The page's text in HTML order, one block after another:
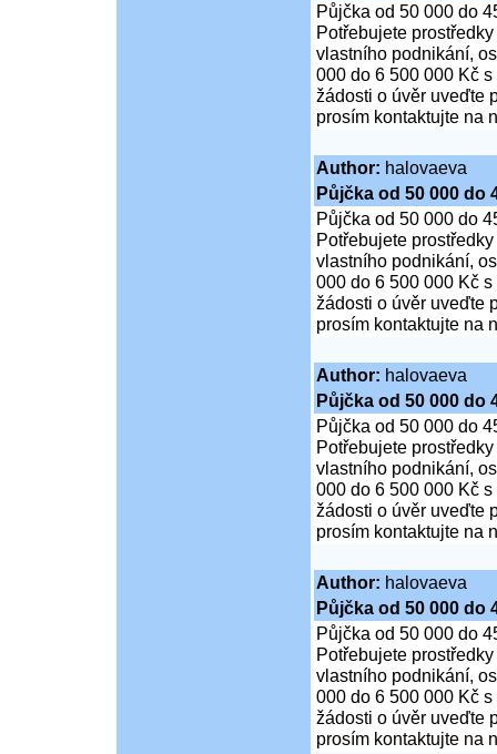
Půjčka od 50 000 do
Potřebujete
vlastního podnikání,
000 do 6 500 000 Kč
žádosti o úvěr uveďte
prosím kontaktujte na
Author: halovaeva
Půjčka od 50 000 do
Půjčka od 50 000 do
Potřebujete
vlastního podnikání,
000 do 6 500 000 Kč
žádosti o úvěr uveďte
prosím kontaktujte na
Author: halovaeva
Půjčka od 50 000 do
Půjčka od 50 000 do
Potřebujete
vlastního podnikání,
000 do 6 500 000 Kč
žádosti o úvěr uveďte
prosím kontaktujte na
Author: halovaeva
Půjčka od 50 000 do
Půjčka od 50 000 do
Potřebujete
vlastního podnikání,
000 do 6 500 000 Kč
žádosti o úvěr uveďte
prosím kontaktujte na